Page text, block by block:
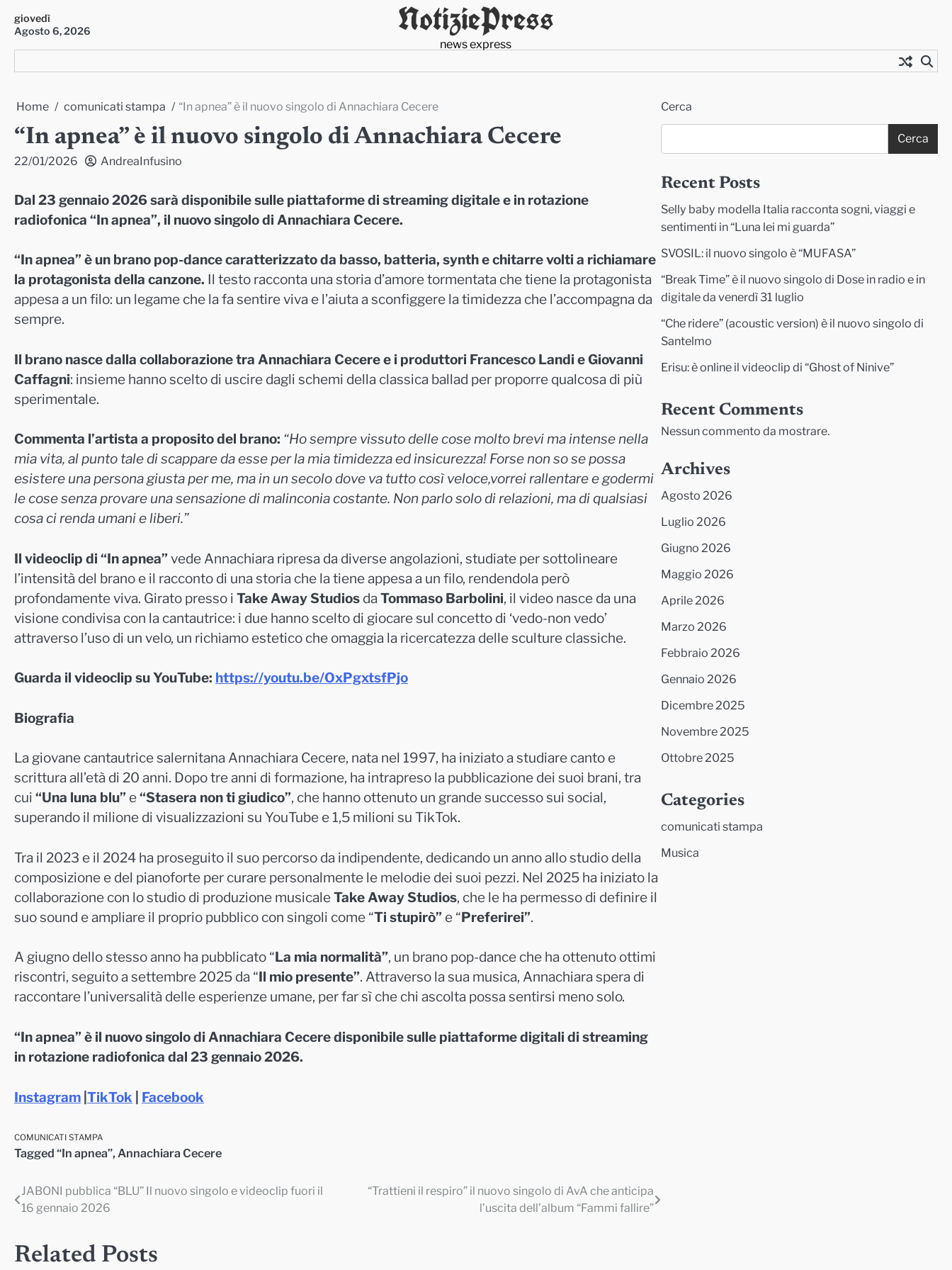
content
giovedì
Agosto 6, 2026
NotiziePress
news express
Home comunicati stampa “In apnea” è il nuovo singolo di Annachiara Cecere
“In apnea” è il nuovo singolo di Annachiara Cecere
22/01/2026 AndreaInfusino
Dal 23 gennaio 2026 sarà disponibile sulle piattaforme di streaming digitale e in rotazione
radiofonica “In apnea”, il nuovo singolo di Annachiara Cecere.
“In apnea” è un brano pop-dance caratterizzato da basso, batteria, synth e chitarre volti a richiamare
la protagonista della canzone. Il testo racconta una storia d’amore tormentata che tiene la protagonista
appesa a un filo: un legame che la fa sentire viva e l’aiuta a sconfiggere la timidezza che l’accompagna da
sempre.
Il brano nasce dalla collaborazione tra Annachiara Cecere e i produttori Francesco Landi e Giovanni
Caffagni: insieme hanno scelto di uscire dagli schemi della classica ballad per proporre qualcosa di più
sperimentale.
Commenta l’artista a proposito del brano: “Ho sempre vissuto delle cose molto brevi ma intense nella
mia vita, al punto tale di scappare da esse per la mia timidezza ed insicurezza! Forse non so se possa
esistere una persona giusta per me, ma in un secolo dove va tutto così veloce,vorrei rallentare e godermi
le cose senza provare una sensazione di malinconia costante. Non parlo solo di relazioni, ma di qualsiasi
cosa ci renda umani e liberi.”
Il videoclip di “In apnea” vede Annachiara ripresa da diverse angolazioni, studiate per sottolineare
l’intensità del brano e il racconto di una storia che la tiene appesa a un filo, rendendola però
profondamente viva. Girato presso i Take Away Studios da Tommaso Barbolini, il video nasce da una
visione condivisa con la cantautrice: i due hanno scelto di giocare sul concetto di ‘vedo-non vedo’
attraverso l’uso di un velo, un richiamo estetico che omaggia la ricercatezza delle sculture classiche.
Guarda il videoclip su YouTube: https://youtu.be/OxPgxtsfPjo
Biografia
La giovane cantautrice salernitana Annachiara Cecere, nata nel 1997, ha iniziato a studiare canto e
scrittura all’età di 20 anni. Dopo tre anni di formazione, ha intrapreso la pubblicazione dei suoi brani, tra
cui “Una luna blu” e“Stasera non ti giudico”, che hanno ottenuto un grande successo sui social,
superando il milione di visualizzazioni su YouTube e 1,5 milioni su TikTok.
Tra il 2023 e il 2024 ha proseguito il suo percorso da indipendente, dedicando un anno allo studio della
composizione e del pianoforte per curare personalmente le melodie dei suoi pezzi. Nel 2025 ha iniziato la
collaborazione con lo studio di produzione musicaleTake Away Studios, che le ha permesso di definire il
suo sound e ampliare il proprio pubblico con singoli come “Ti stupirò” e “Preferirei”.
A giugno dello stesso anno ha pubblicato “La mia normalità”, un brano pop-dance che ha ottenuto ottimi
riscontri, seguito a settembre 2025 da “Il mio presente”. Attraverso la sua musica, Annachiara spera di
raccontare l’universalità delle esperienze umane, per far sì che chi ascolta possa sentirsi meno solo.
“In apnea” è il nuovo singolo di Annachiara Cecere disponibile sulle piattaforme digitali di streaming
in rotazione radiofonica dal 23 gennaio 2026.
Instagram TikTok Facebook
COMUNICATI STAMPA
Tagged “In apnea”, Annachiara Cecere
Navigazione
JABONI pubblica “BLU” Il nuovo singolo e videoclip fuori il
16 gennaio 2026
“Trattieni il respiro” il nuovo singolo di AvA che anticipa
l’uscita dell’album “Fammi fallire”
Related Posts
Cerca
Cerca
Recent Posts
Selly baby modella Italia racconta sogni, viaggi e
sentimenti in “Luna lei mi guarda”
SVOSIL: il nuovo singolo è “MUFASA”
“Break Time” è il nuovo singolo di Dose in radio e in
digitale da venerdì 31 luglio
“Che ridere” (acoustic version) è il nuovo singolo di
Santelmo
Erisu: è online il videoclip di “Ghost of Ninive”
Recent Comments
Nessun commento da mostrare.
Archives
Agosto 2026
Luglio 2026
Giugno 2026
Maggio 2026
Aprile 2026
Marzo 2026
Febbraio 2026
Gennaio 2026
Dicembre 2025
Novembre 2025
Ottobre 2025
Categories
comunicati stampa
Musica